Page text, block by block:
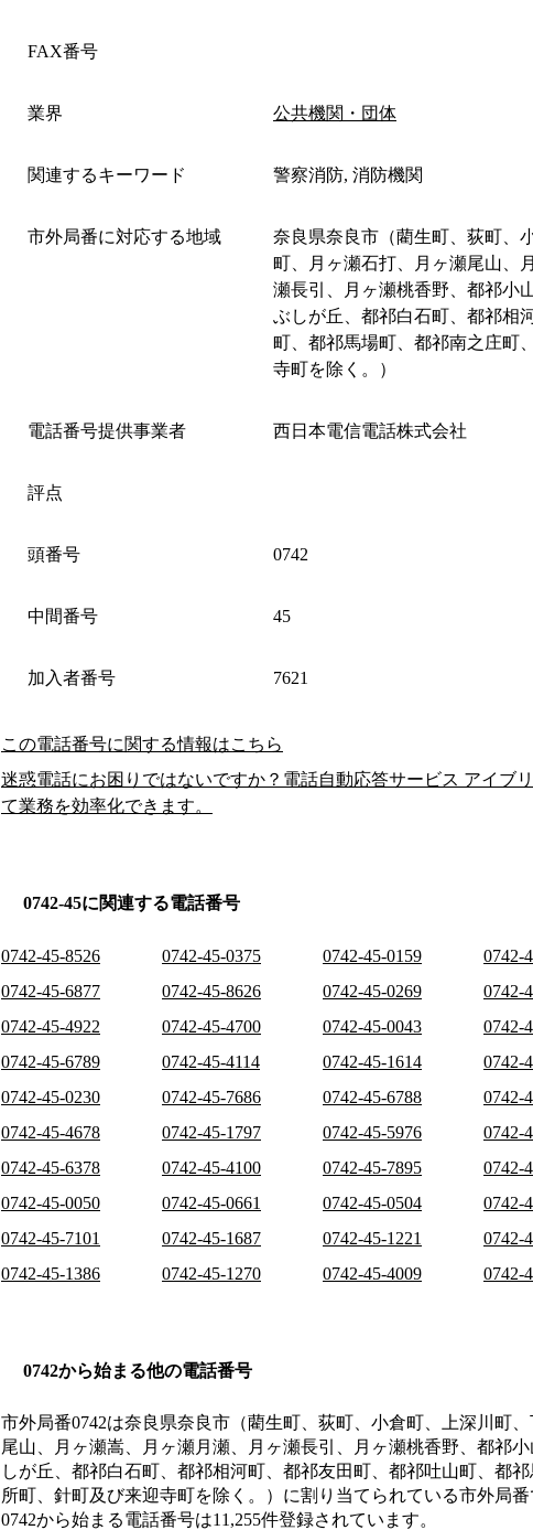
FAX番号
業界 公共機関・団体
関連するキーワード 警察消防, 消防機関
市外局番に対応する地域
奈良県奈良市（藺生町、荻町、
町、月ヶ瀬石打、月ヶ瀬尾山、
瀬長引、月ヶ瀬桃香野、都祁小
ぶしが丘、都祁白石町、都祁相
町、都祁馬場町、都祁南之庄町
寺町を除く。）
電話番号提供事業者 西日本電信電話株式会社
評点
頭番号 0742
中間番号 45
加入者番号 7621
この電話番号に関する情報はこちら
迷惑電話にお困りではないですか？電話自動応答サービス アイブ
て業務を効率化できます。
0742-45に関連する電話番号
0742-45-8526 0742-45-0375 0742-45-0159 0742-
0742-45-6877
0742-45-8626 0742-45-0269 0742-
0742-45-4922
0742-45-4700 0742-45-0043 0742-
0742-45-6789
0742-45-4114 0742-45-1614 0742-
0742-45-0230
0742-45-7686 0742-45-6788 0742-
0742-45-4678
0742-45-1797 0742-45-5976 0742-
0742-45-6378
0742-45-4100 0742-45-7895 0742-
0742-45-0050
0742-45-0661 0742-45-0504 0742-
0742-45-7101
0742-45-1687 0742-45-1221 0742-
0742-45-1386
0742-45-1270 0742-45-4009 0742-
0742から始まる他の電話番号
市外局番0742は奈良県奈良市（藺生町、荻町、小倉町、上深川町
尾山、月ヶ瀬嵩、月ヶ瀬月瀬、月ヶ瀬長引、月ヶ瀬桃香野、都祁
しが丘、都祁白石町、都祁相河町、都祁友田町、都祁吐山町、都
所町、針町及び来迎寺町を除く。） に割り当てられている市外局番
0742から始まる電話番号は11,255件登録されています。